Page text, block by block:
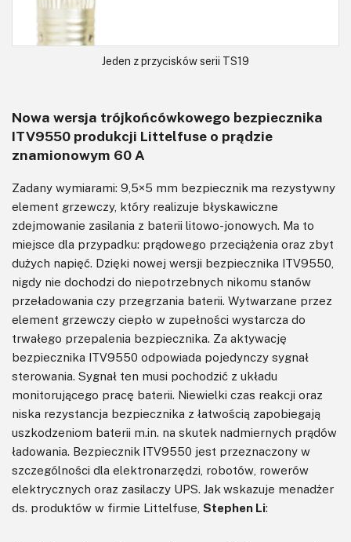
Jeden z przycisków serii TS19
Nowa wersja trójkońcówkowego bezpiecznika
ITV9550 produkcji Littelfuse o prądzie
znamionowym 60 A
Zadany wymiarami: 9,5×5 mm bezpiecznik ma rezystywny
element grzewczy, który realizuje błyskawiczne
zdejmowanie zasilania z baterii litowo-jonowych. Ma to
miejsce dla przypadku: prądowego przeciążenia oraz zbyt
dużych napięć. Dzięki nowej wersji bezpiecznika ITV9550,
nigdy nie dochodzi do niepotrzebnych nikomu stanów
przeładowania czy przegrzania baterii. Wytwarzane przez
element grzewczy ciepło w zupełności wystarcza do
trwałego przepalenia bezpiecznika. Za aktywację
bezpiecznika ITV9550 odpowiada pojedynczy sygnał
sterowania. Sygnał ten musi pochodzić z układu
monitorującego pracę baterii. Niewielki czas reakcji oraz
niska rezystancja bezpiecznika z łatwością zapobiegają
uszkodzeniom baterii m.in. na skutek nadmiernych prądów
ładowania. Bezpiecznik ITV9550 jest przeznaczony w
szczególności dla elektronarzędzi, robotów, rowerów
elektrycznych oraz zasilaczy UPS. Jak wskazuje menadżer
ds. produktów w firmie Littelfuse, Stephen Li: